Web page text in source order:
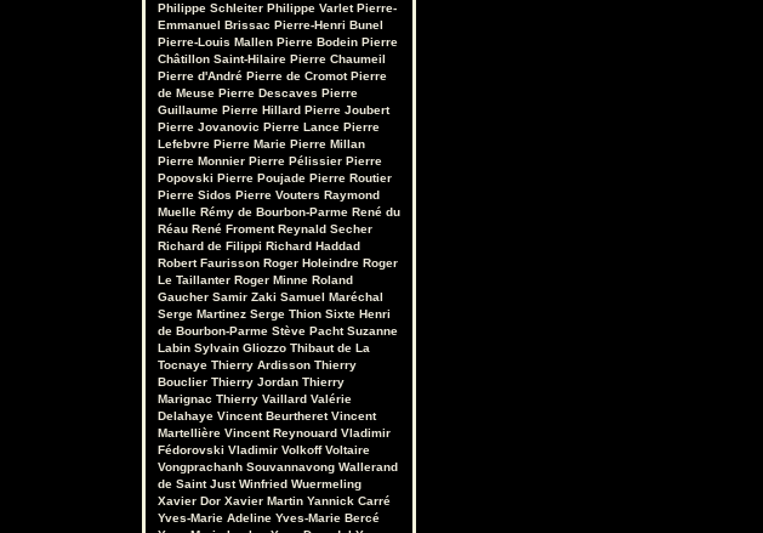
Philippe Schleiter Philippe Varlet Pierre-
Emmanuel Brissac Pierre-Henri Bunel
Pierre-Louis Mallen Pierre Bodein Pierre
Châtillon Saint-Hilaire Pierre Chaumeil
Pierre d'André Pierre de Cromot Pierre
de Meuse Pierre Descaves Pierre
Guillaume Pierre Hillard Pierre Joubert
Pierre Jovanovic Pierre Lance Pierre
Lefebvre Pierre Marie Pierre Millan
Pierre Monnier Pierre Pélissier Pierre
Popovski Pierre Poujade Pierre Routier
Pierre Sidos Pierre Vouters Raymond
Muelle Rémy de Bourbon-Parme René du
Réau René Froment Reynald Secher
Richard de Filippi Richard Haddad
Robert Faurisson Roger Holeindre Roger
Le Taillanter Roger Minne Roland
Gaucher Samir Zaki Samuel Maréchal
Serge Martinez Serge Thion Sixte Henri
de Bourbon-Parme Stève Pacht Suzanne
Labin Sylvain Gliozzo Thibaut de La
Tocnaye Thierry Ardisson Thierry
Bouclier Thierry Jordan Thierry
Marignac Thierry Vaillard Valérie
Delahaye Vincent Beurtheret Vincent
Martellière Vincent Reynouard Vladimir
Fédorovski Vladimir Volkoff Voltaire
Vongprachanh Souvannavong Wallerand
de Saint Just Winfried Wuermeling
Xavier Dor Xavier Martin Yannick Carré
Yves-Marie Adeline Yves-Marie Bercé